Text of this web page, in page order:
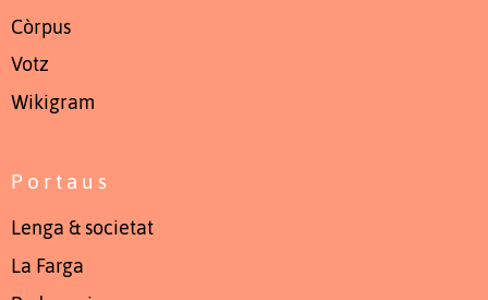
Còrpus
Votz
Wikigram
Portaus
Lenga & societat
La Farga